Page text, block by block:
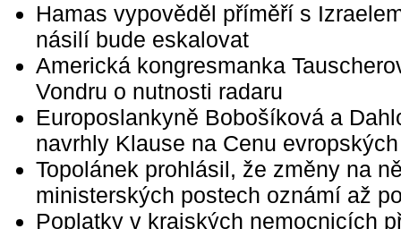
Hamas vypověděl příměří s
násilí bude eskalovat
Americká kongresmanka
Vondru o nutnosti radaru
Europoslankyně Bobošíková a
navrhly Klause na Cenu
Topolánek prohlásil, že změny na
ministerských postech oznámí až
Poplatky v krajských nemocnicích